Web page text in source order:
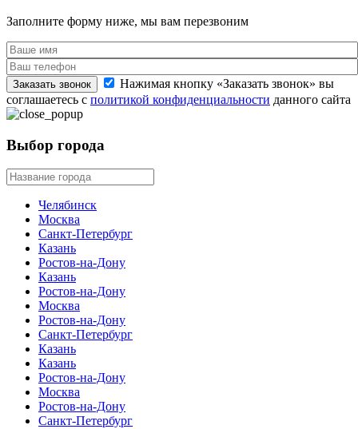
Заполните форму ниже, мы вам перезвоним
Заказать звонок
Нажимая кнопку «Заказать звонок» вы
соглашаетесь с политикой конфиденциальности данного сайта
Выбор города
Челябинск
Москва
Санкт-Петербург
Казань
Ростов-на-Дону
Казань
Ростов-на-Дону
Москва
Ростов-на-Дону
Санкт-Петербург
Казань
Казань
Ростов-на-Дону
Москва
Ростов-на-Дону
Санкт-Петербург